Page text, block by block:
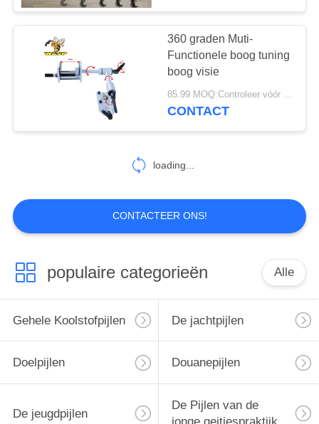
Aluminiumpijlen
Pijlcatalogus
2
Boog accessoires
27
360 graden Muti-
Functionele boog tuning
boog visie
85.99 MOQ:Controleer vóór gebruik of het product in goede staat verkeert. Niet gebruiken als er gebreken zijn.
CONTACT
loading...
CONTACTEER ONS!
populaire categorieën Alle
Gehele Koolstofpijlen De jachtpijlen
Doelpijlen Douanepijlen
De jeugdpijlen
De Pijlen van de